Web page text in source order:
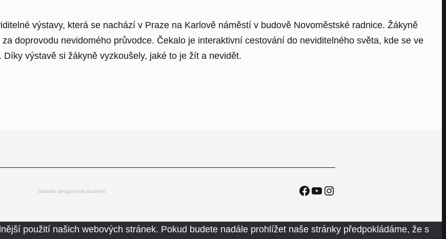
výstavy, která se nachází v Praze na Karlově náměstí v budově Novoměstské radnice. Žákyně
doprovodu nevidomého průvodce. Čekalo je interaktivní cestování do neviditelného světa, kde se ve
výstavě si žákyně vyzkoušely, jaké to je žít a nevidět.
Stránku designovali studenti. Facebook
YouTube
Instagram
použití našich webových stránek. Pokud budete nadále prohlížet naše stránky předpokládáme, že s